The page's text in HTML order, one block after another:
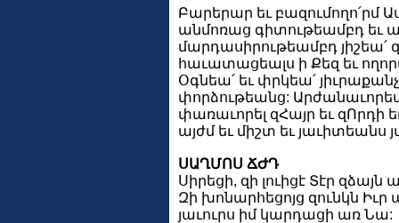
Բարերար եւ բազումողո՛րմ
անմոռաց գիտութեամբդ եւ
մարդասիրութեամբդ յիշեա՛
հաւատացեալս ի Քեզ եւ
Օգնեա՛ եւ փրկեա՛
փորձութեանց:
փառաւորել զՀայր եւ զՈրդի
այժմ եւ միշտ եւ յաւիտեանս
ՍԱՂՄՈՍ ՃԺԴ
Սիրեցի, զի լուիցէ Տէր զձայն
Զի խոնարհեցոյց զունկն Իւր
յաւուրս իմ կարդացի առ Նա: